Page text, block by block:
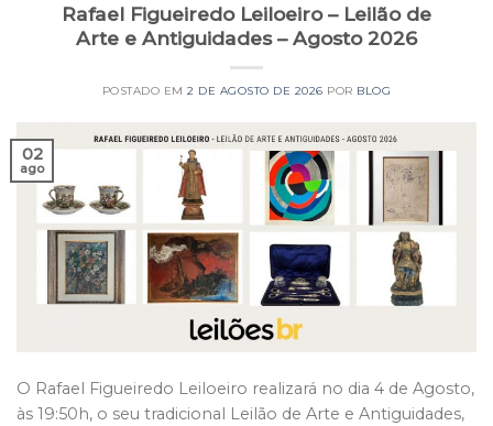
Rafael Figueiredo Leiloeiro – Leilão de
Arte e Antiguidades – Agosto 2026
POSTADO EM2 DE AGOSTO DE 2026 POR BLOG
02
ago
O Rafael Figueiredo Leiloeiro realizará no dia 4 de Agosto,
às 19:50h, o seu tradicional Leilão de Arte e Antiguidades,